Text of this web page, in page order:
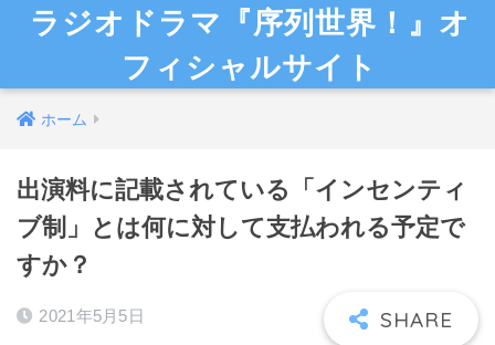
ラジオドラマ『序列世界！』オ
フィシャルサイト
ホーム
出演料に記載されている「インセンティ
ブ制」とは何に対して支払われる予定で
すか？
2021年5月5日